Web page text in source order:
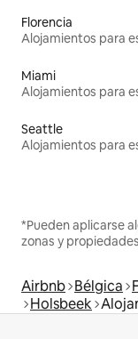
Florencia
Miami
Seattle
*Pueden aplicarse
zonas y
Airbnb Bélgica
Holsbeek